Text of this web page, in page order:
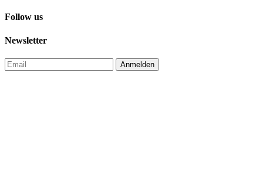
Follow us
Newsletter
Anmelden